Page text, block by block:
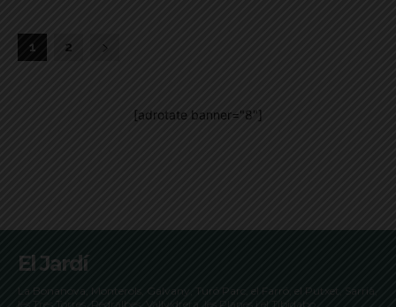
1 2
[adrotate banner="8"]
El Jardí
La Bonanova, Monterols, Galvany, Turó Parc, el Farró, el Putxet, Sarrià,
les Tres Torres, Pedralbes, Vallvidrera, les Planes i el Tibidabo